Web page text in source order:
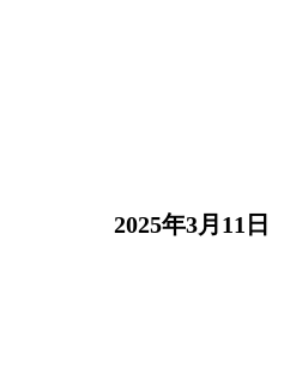
2025年3月11日